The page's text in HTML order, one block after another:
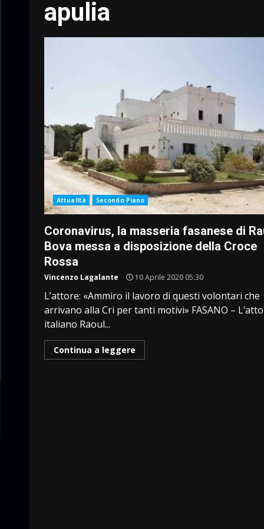
apulia
Attualità Secondo Piano
Coronavirus, la masseria fasanese di
Bova messa a disposizione della Croce
Rossa
Vincenzo Lagalante 10 Aprile 2020 05:30
L’attore: «Ammiro il lavoro di questi volontari che
arrivano alla Cri per tanti motivi» FASANO –
italiano Raoul...
Continua a leggere